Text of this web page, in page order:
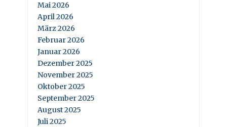
Mai 2026
April 2026
März 2026
Februar 2026
Januar 2026
Dezember 2025
November 2025
Oktober 2025
September 2025
August 2025
Juli 2025